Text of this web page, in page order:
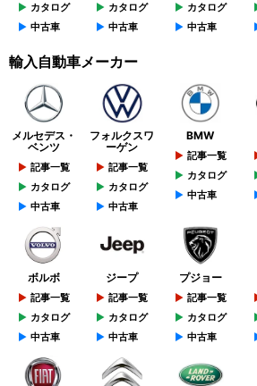
カタログ
中古車
カタログ
中古車
カタログ
中古車
輸入自動車メーカー
メルセデス・
ベンツ
記事一覧
カタログ
中古車
フォルクスワ
ーゲン
記事一覧
カタログ
中古車
BMW
記事一覧
カタログ
中古車
ボルボ
記事一覧
カタログ
中古車
ジープ
記事一覧
カタログ
中古車
プジョー
記事一覧
カタログ
中古車